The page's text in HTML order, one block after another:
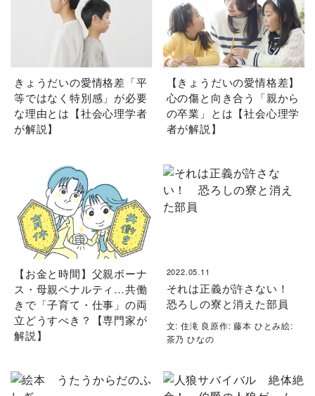
きょうだいの愛情格差「平
等ではなく特別感」が必要
な理由とは【社会心理学者
が解説】
【きょうだいの愛情格差】
心の傷と向き合う「親から
の卒業」とは【社会心理学
者が解説】
【お金と時間】父親ボーナ
ス・母親ペナルティ…共働
きで「子育て・仕事」の両
立どうすべき？【専門家が
解説】
2022.05.11
それは正義が許さない！
恐ろしの寮と消えた部員
文: 住滝 良原作: 藤本 ひとみ絵:
茶乃 ひなの